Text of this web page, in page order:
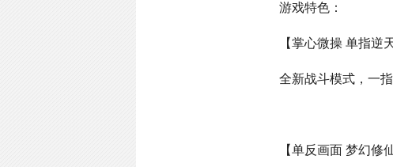
游戏特色：
【掌心微操 单指逆
全新战斗模式，一
【单反画面 梦幻修